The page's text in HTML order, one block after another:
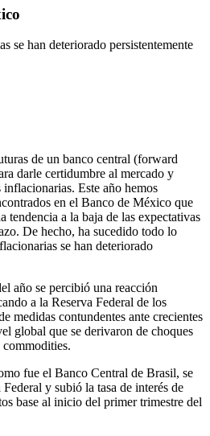
se han deteriorado persistentemente
de un banco central (forward
darle certidumbre al mercado y
Este año hemos
en el Banco de México que
tendencia a la baja de las expectativas
De hecho, ha sucedido todo lo
se han deteriorado
año se percibió una reacción
a la Reserva Federal de los
medidas contundentes ante crecientes
global que se derivaron de choques
fue el Banco Central de Brasil, se
y subió la tasa de interés de
base al inicio del primer trimestre del